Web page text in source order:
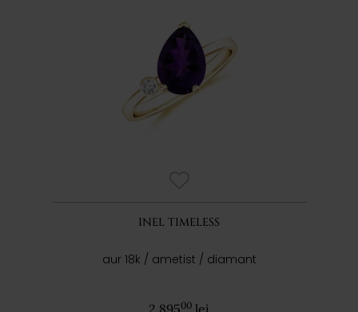
INEL TIMELESS
aur 18k / ametist / diamant
2.89500 lei